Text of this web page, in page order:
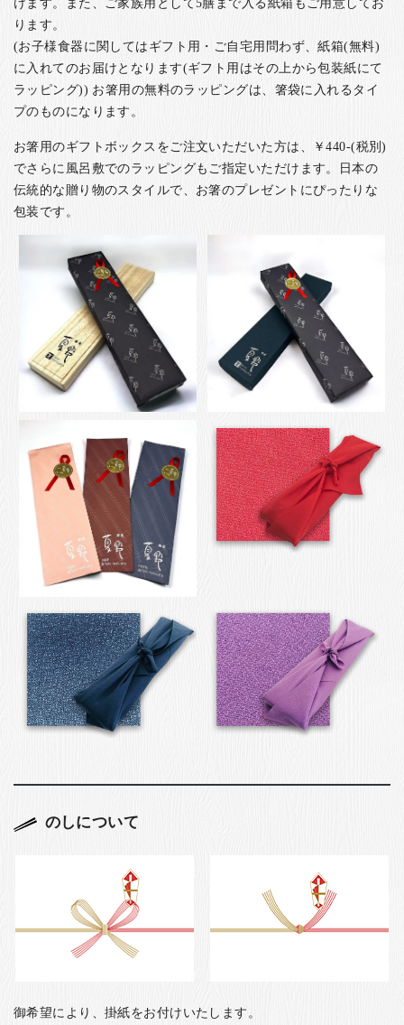
ります。
(お子様食器に関してはギフト用・ご自宅用問わず、紙箱(無料)
に入れてのお届けとなります(ギフト用はその上から包装紙にて
ラッピング)) お箸用の無料のラッピングは、箸袋に入れるタイ
プのものになります。
お箸用のギフトボックスをご注文いただいた方は、￥440-(税別)
でさらに風呂敷でのラッピングもご指定いただけます。日本の
伝統的な贈り物のスタイルで、お箸のプレゼントにぴったりな
包装です。
のしについて
御希望により、掛紙をお付けいたします。